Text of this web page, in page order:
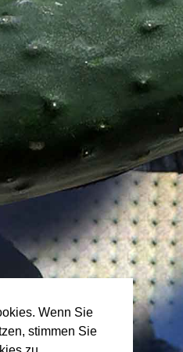
Wenn Sie
stimmen Sie